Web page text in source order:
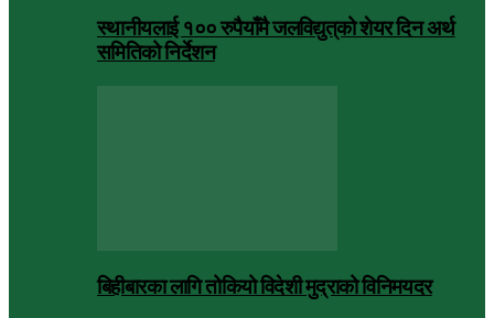
स्थानीयलाई १०० रुपैयाँमै जलविद्युत्‌को शेयर दिन अर्थ
समितिको निर्देशन
बिहीबारका लागि तोकियो विदेशी मुद्राको विनिमयदर